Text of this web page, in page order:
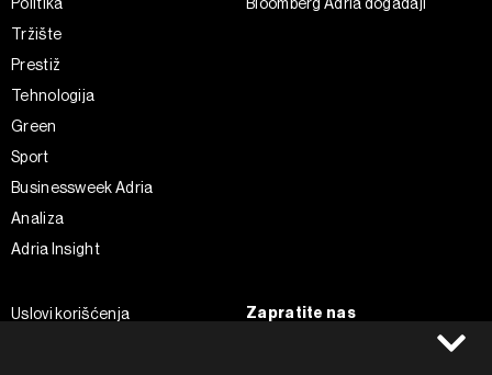
Politika
Tržište
Prestiž
Tehnologija
Green
Sport
Businessweek Adria
Analiza
Adria Insight
Bloomberg Adria događaji
Uslovi korišćenja
Zapratite nas